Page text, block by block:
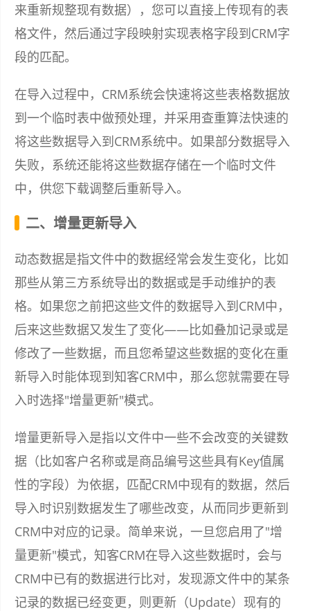
来重新规整现有数据），您可以直接上传现有的表
格文件，然后通过字段映射实现表格字段到CRM字
段的匹配。
在导入过程中，CRM系统会快速将这些表格数据放
到一个临时表中做预处理，并采用查重算法快速的
将这些数据导入到CRM系统中。如果部分数据导入
失败，系统还能将这些数据存储在一个临时文件
中，供您下载调整后重新导入。
二、增量更新导入
动态数据是指文件中的数据经常会发生变化，比如
那些从第三方系统导出的数据或是手动维护的表
格。如果您之前把这些文件的数据导入到CRM中，
后来这些数据又发生了变化——比如叠加记录或是
修改了一些数据，而且您希望这些数据的变化在重
新导入时能体现到知客CRM中，那么您就需要在导
入时选择"增量更新"模式。
增量更新导入是指以文件中一些不会改变的关键数
据（比如客户名称或是商品编号这些具有Key值属
性的字段）为依据，匹配CRM中现有的数据，然后
导入时识别数据发生了哪些改变，从而同步更新到
CRM中对应的记录。简单来说，一旦您启用了"增
量更新"模式，知客CRM在导入这些数据时，会与
CRM中已有的数据进行比对，发现源文件中的某条
记录的数据已经变更，则更新（Update）现有的